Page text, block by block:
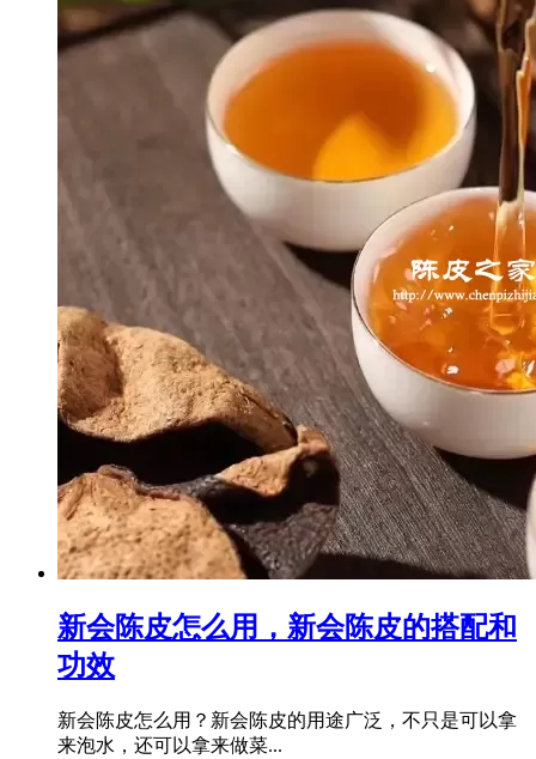
新会陈皮怎么用，新会陈皮的搭配和
功效
新会陈皮怎么用？新会陈皮的用途广泛，不只是可以拿
来泡水，还可以拿来做菜...